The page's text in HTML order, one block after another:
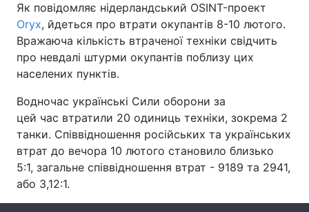
Спорт Наука
Техно і зв'язок Лайт
Здоров'я Туризм
Екологія Регіони
Лонгріди
Як повідомляє нідерландський OSINT-проект
Oryx, йдеться про втрати окупантів 8-10 лютого.
Вражаюча кількість втраченої техніки свідчить
про невдалі штурми окупантів поблизу цих
населених пунктів.
Водночас українські Сили оборони за
цей час втратили 20 одиниць техніки, зокрема 2
танки. Співвідношення російських та українських
втрат до вечора 10 лютого становило близько
5:1, загальне співвідношення втрат - 9189 та 2941,
або 3,12:1.